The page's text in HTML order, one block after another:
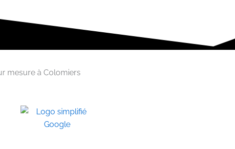
mesure à Colomiers